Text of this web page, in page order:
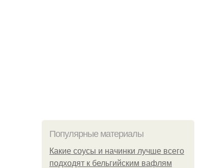
Популярные материалы
Какие соусы и начинки лучше всего
подходят к бельгийским вафлям